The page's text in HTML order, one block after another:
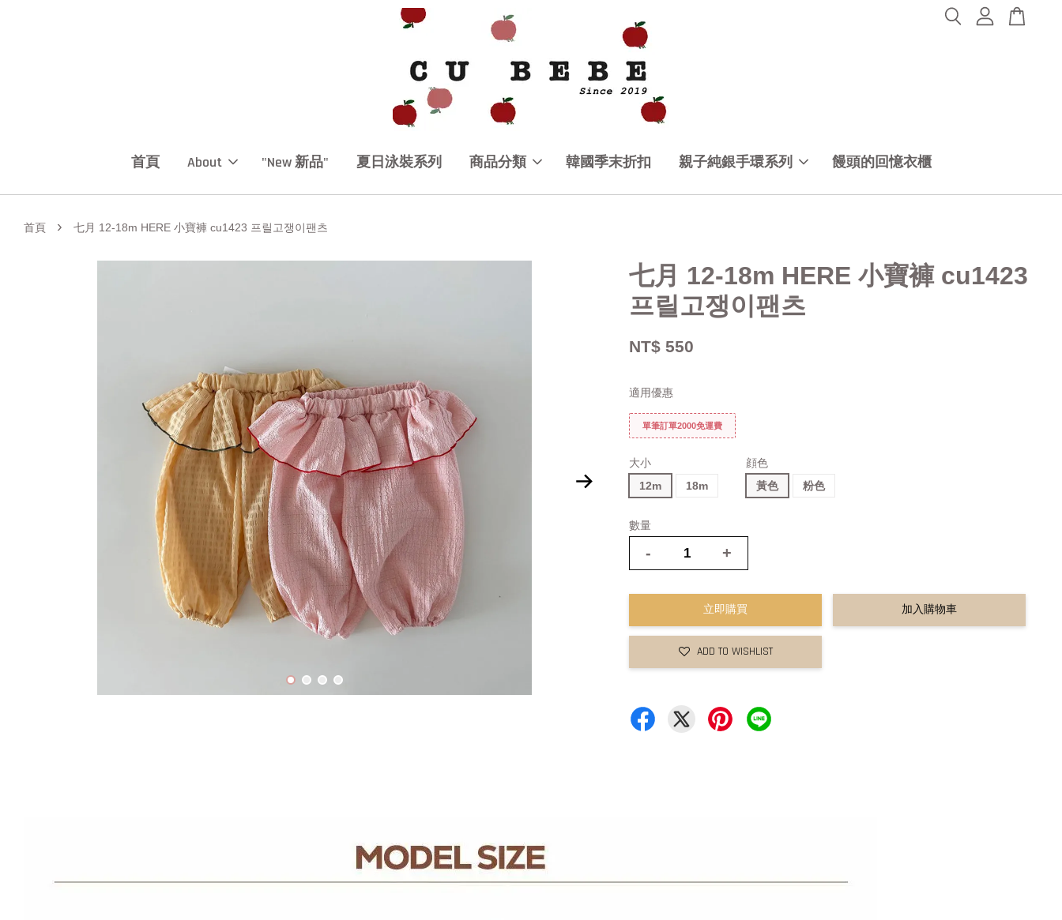
首頁 About "New 新品" 夏日泳裝系列 商品分類 韓國季末折扣 親子純銀手環系列 饅頭的回憶衣櫃
首頁 › 七月 12-18m HERE 小寶褲 cu1423 프릴고쟁이팬츠
七月 12-18m HERE 小寶褲 cu1423
프릴고쟁이팬츠
NT$ 550
適用優惠
單筆訂單2000免運費
大小
12m
18m
顔色
黃色
粉色
數量
- +
立即購買 加入購物車
ADD TO WISHLIST